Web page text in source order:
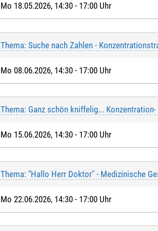
Mo 18.05.2026, 14:30 - 17:00 Uhr
Thema: Suche nach Zahlen -
Mo 08.06.2026, 14:30 - 17:00 Uhr
Thema: Ganz schön kniffelig...
Mo 15.06.2026, 14:30 - 17:00 Uhr
Thema: "Hallo Herr Doktor" - Medizinische
Mo 22.06.2026, 14:30 - 17:00 Uhr